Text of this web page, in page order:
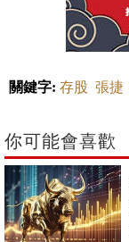
關鍵字: 存股 張捷
你可能會喜歡